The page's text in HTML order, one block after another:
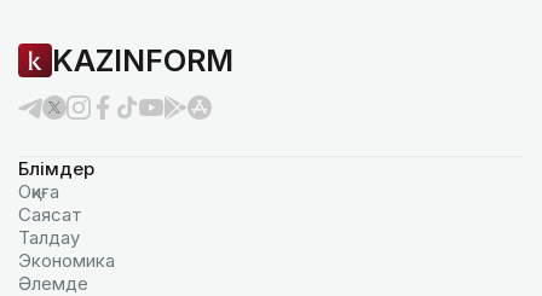
KAZINFORM
Бөлімдер
Оқиға
Саясат
Талдау
Экономика
Әлемде